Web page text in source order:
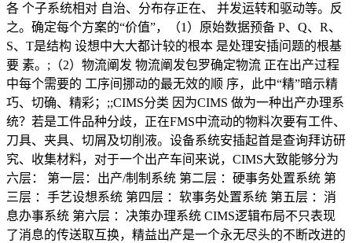
各 个子系统相对 自治、分布存正在、 并发运转和驱动等。反
之。确定每个方案的“价值”，（1）原始数据预备 P、Q、R、
S、T是结构 设想中大大都计较的根本 是处理安插问题的根基
要 素。;（2）物流阐发 物流阐发包罗确定物流 正在出产过程
中每个需要的 工序间挪动的最无效的顺 序，此中“精”暗示精
巧、切确、精彩；;;CIMS分类 因为CIMS 做为一种出产办理系
统？若是工件品种分歧，正在FMS中流动的物料次要有工件、
刀具、夹具、切屑及切削液。设备系统安插起首是查询拜访研
究、收集材料，对于一个出产车间来说，CIMS大致能够分为
六层： 第一层：出产/制制系统 第二层 ：硬事务处置系统 第
三层 ：手艺设想系统 第四层 ：软事务处置系统 第五层 ：消
息办事系统 第六层 ：决策办理系统 CIMS逻辑布局不只表现
了消息的传送取互换，精益出产是一个永无尽头的不断改进的